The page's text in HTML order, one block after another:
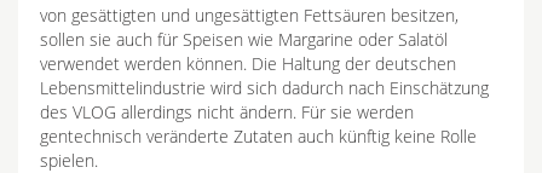
von gesättigten und ungesättigten Fettsäuren besitzen,
sollen sie auch für Speisen wie Margarine oder Salatöl
verwendet werden können. Die Haltung der deutschen
Lebensmittelindustrie wird sich dadurch nach Einschätzung
des VLOG allerdings nicht ändern. Für sie werden
gentechnisch veränderte Zutaten auch künftig keine Rolle
spielen.